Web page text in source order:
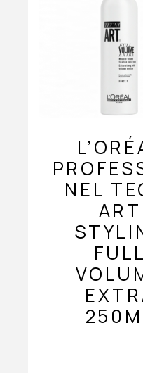
NEL
ART
FULL